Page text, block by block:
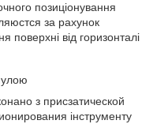
позиціонування
за рахунок
поверхні від горизонталі
з присзатической
інструменту